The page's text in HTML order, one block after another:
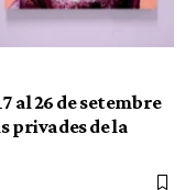
al 26 de setembre
privades de la